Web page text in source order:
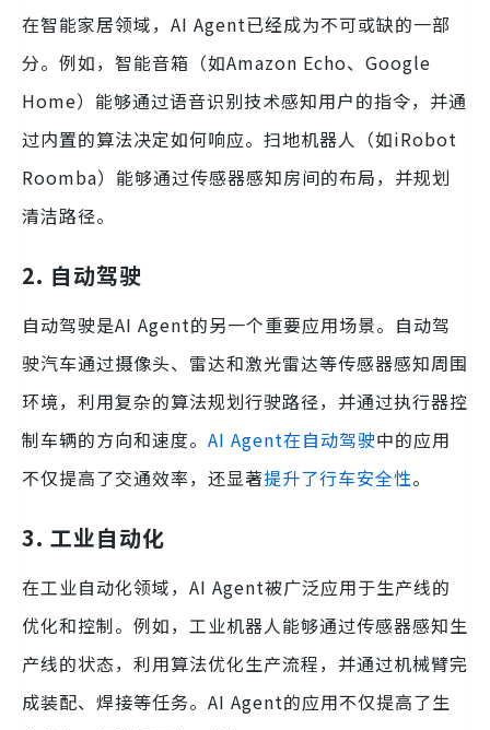
在智能家居领域，AI Agent已经成为不可或缺的一部
分。例如，智能音箱（如Amazon Echo、Google
Home）能够通过语音识别技术感知用户的指令，并通
过内置的算法决定如何响应。扫地机器人（如iRobot
Roomba）能够通过传感器感知房间的布局，并规划
清洁路径。
2. 自动驾驶
自动驾驶是AI Agent的另一个重要应用场景。自动驾
驶汽车通过摄像头、雷达和激光雷达等传感器感知周围
环境，利用复杂的算法规划行驶路径，并通过执行器控
制车辆的方向和速度。 AI Agent在自动驾驶中的应用
不仅提高了交通效率，还显著提升了行车安全性。
3. 工业自动化
在工业自动化领域，AI Agent被广泛应用于生产线的
优化和控制。例如，工业机器人能够通过传感器感知生
产线的状态，利用算法优化生产流程，并通过机械臂完
成装配、焊接等任务。AI Agent的应用不仅提高了生